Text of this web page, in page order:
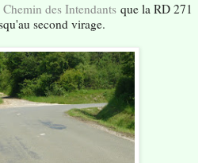
Chemin des Intendantsque la RD 271
second virage.